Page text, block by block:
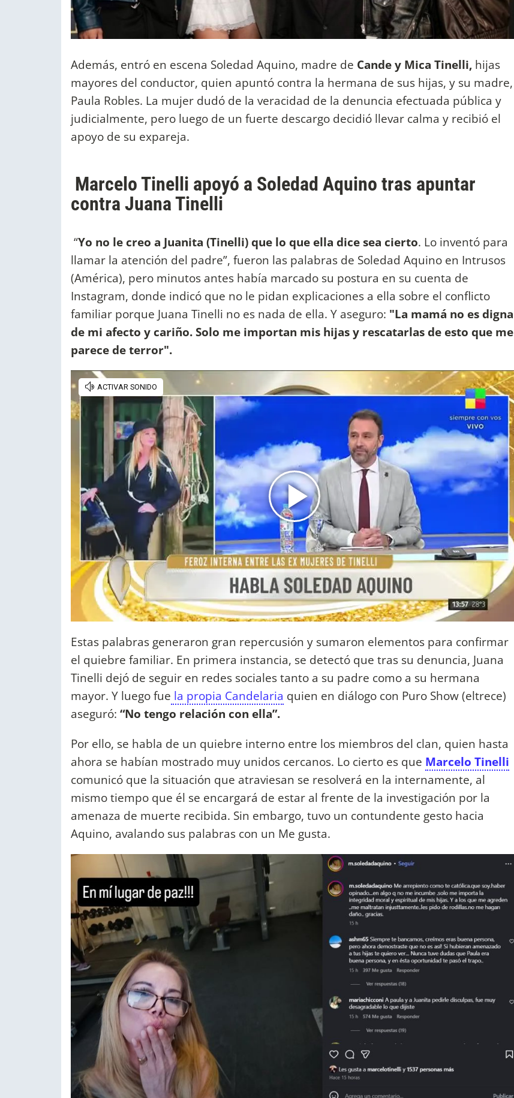
Además, entró en escena Soledad Aquino, madre de Cande y Mica Tinelli, hijas
mayores del conductor, quien apuntó contra la hermana de sus hijas, y su madre,
Paula Robles. La mujer dudó de la veracidad de la denuncia efectuada pública y
judicialmente, pero luego de un fuerte descargo decidió llevar calma y recibió el
apoyo de su expareja.
Marcelo Tinelli apoyó a Soledad Aquino tras apuntar
contra Juana Tinelli
“Yo no le creo a Juanita (Tinelli) que lo que ella dice sea cierto. Lo inventó para
llamar la atención del padre”, fueron las palabras de Soledad Aquino en Intrusos
(América), pero minutos antes había marcado su postura en su cuenta de
Instagram, donde indicó que no le pidan explicaciones a ella sobre el conflicto
familiar porque Juana Tinelli no es nada de ella. Y aseguro: "La mamá no es digna
de mi afecto y cariño. Solo me importan mis hijas y rescatarlas de esto que me
parece de terror".
Estas palabras generaron gran repercusión y sumaron elementos para confirmar
el quiebre familiar. En primera instancia, se detectó que tras su denuncia, Juana
Tinelli dejó de seguir en redes sociales tanto a su padre como a su hermana
mayor. Y luego fue la propia Candelaria quien en diálogo con Puro Show (eltrece)
aseguró: “No tengo relación con ella”.
Por ello, se habla de un quiebre interno entre los miembros del clan, quien hasta
ahora se habían mostrado muy unidos cercanos. Lo cierto es que Marcelo Tinelli
comunicó que la situación que atraviesan se resolverá en la internamente, al
mismo tiempo que él se encargará de estar al frente de la investigación por la
amenaza de muerte recibida. Sin embargo, tuvo un contundente gesto hacia
Aquino, avalando sus palabras con un Me gusta.